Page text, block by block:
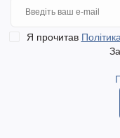
Я прочитав